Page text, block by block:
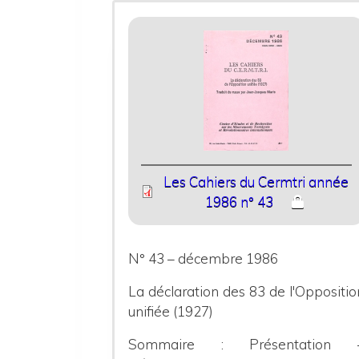
Les Cahiers du Cermtri année
1986 n° 43
N° 43 – décembre 1986
La déclaration des 83 de
unifiée (1927)
Sommaire : Présentation